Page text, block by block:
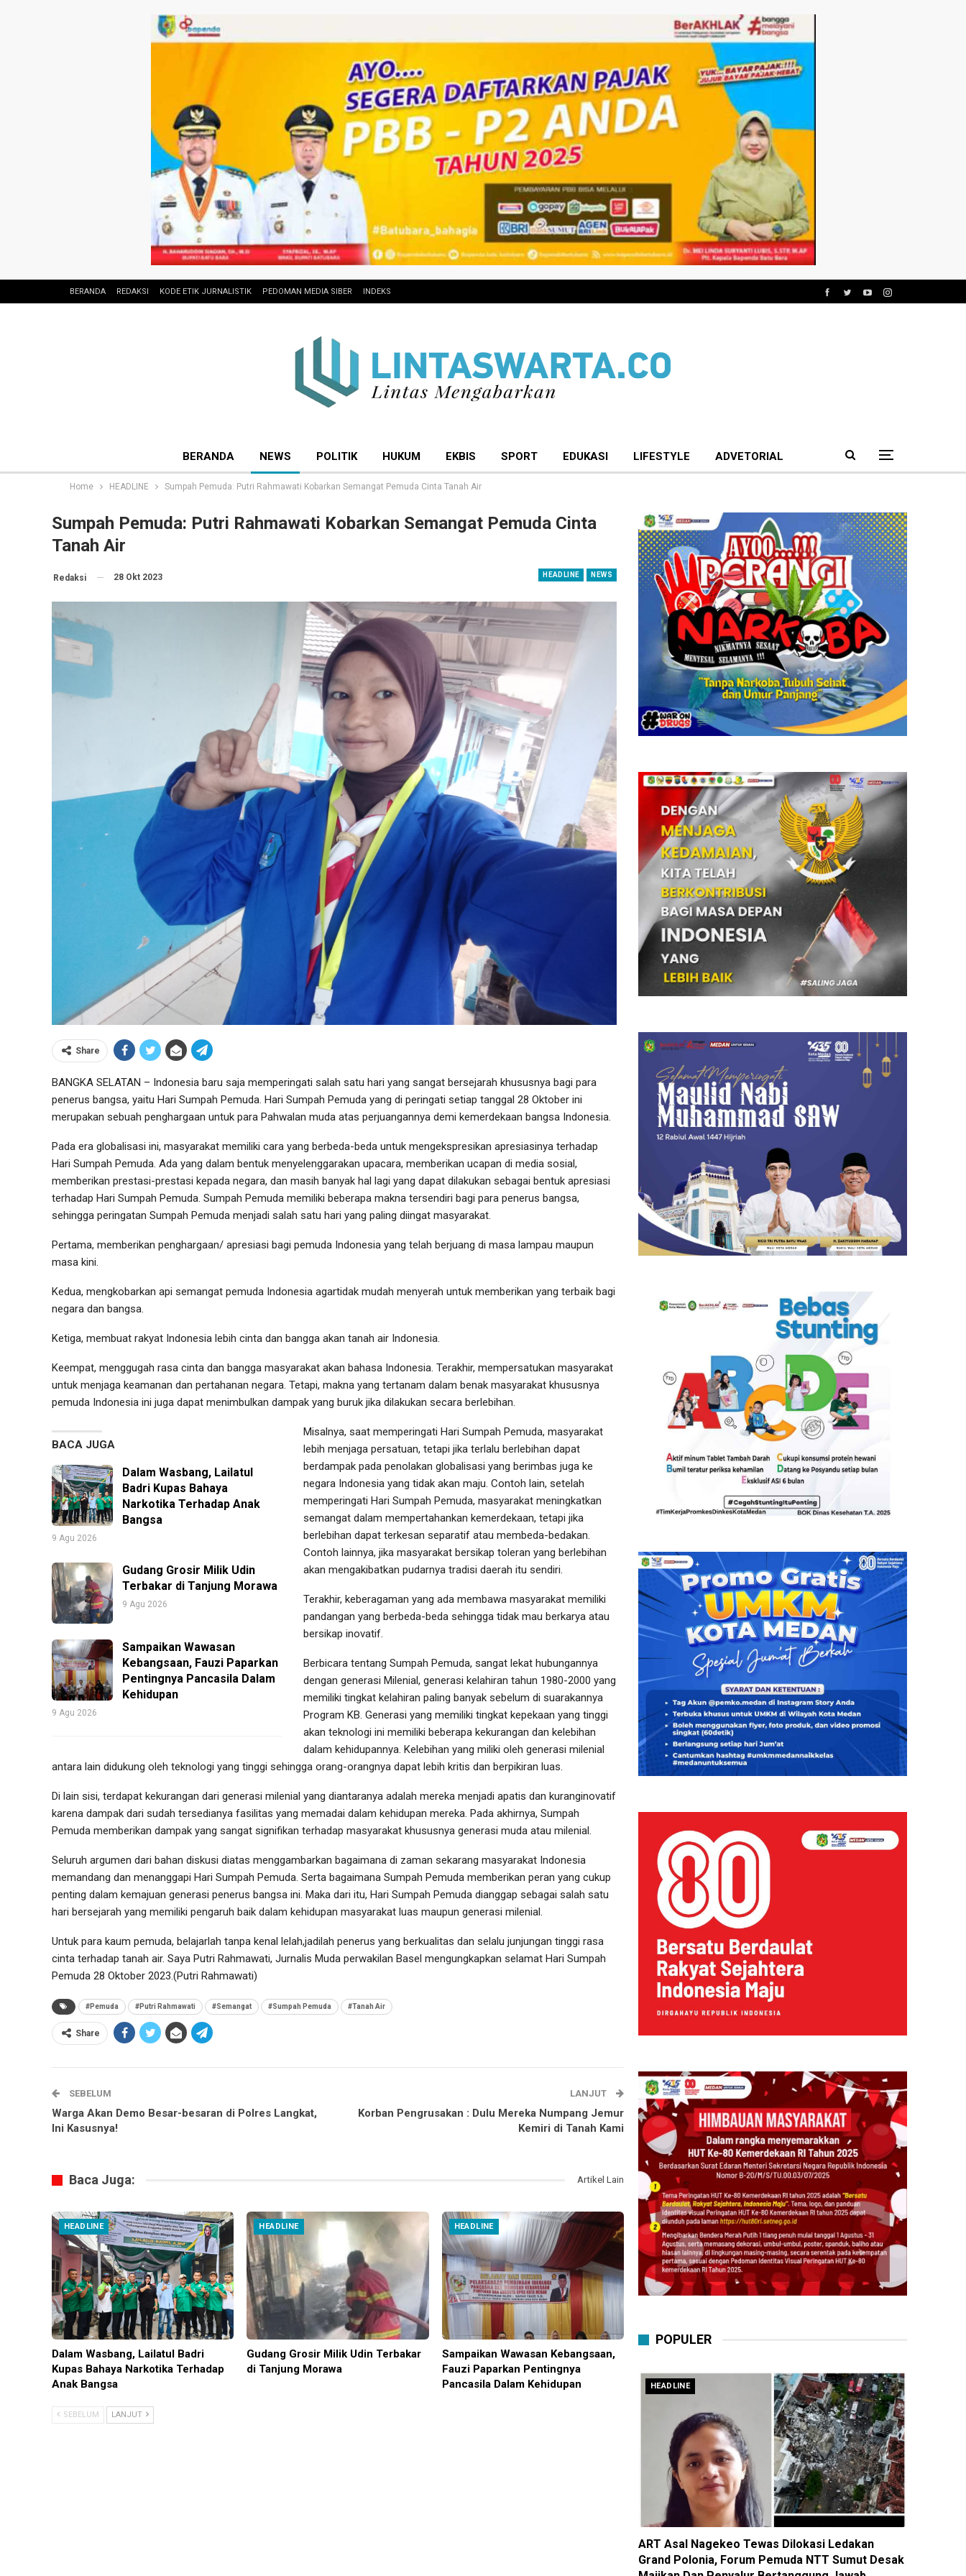
BERANDA REDAKSI KODE ETIK JURNALISTIK PEDOMAN MEDIA SIBER INDEKS
BERANDA NEWS POLITIK HUKUM EKBIS SPORT EDUKASI LIFESTYLE ADVETORIAL
Home HEADLINE Sumpah Pemuda: Putri Rahmawati Kobarkan Semangat Pemuda Cinta Tanah Air
Sumpah Pemuda: Putri Rahmawati Kobarkan Semangat Pemuda Cinta
Tanah Air
HEADLINE NEWS
Redaksi 28 Okt 2023
Share
BANGKA SELATAN – Indonesia baru saja memperingati salah satu hari yang sangat bersejarah khususnya bagi para
penerus bangsa, yaitu Hari Sumpah Pemuda. Hari Sumpah Pemuda yang di peringati setiap tanggal 28 Oktober ini
merupakan sebuah penghargaan untuk para Pahwalan muda atas perjuangannya demi kemerdekaan bangsa Indonesia.
Pada era globalisasi ini, masyarakat memiliki cara yang berbeda-beda untuk mengekspresikan apresiasinya terhadap
Hari Sumpah Pemuda. Ada yang dalam bentuk menyelenggarakan upacara, memberikan ucapan di media sosial,
memberikan prestasi-prestasi kepada negara, dan masih banyak hal lagi yang dapat dilakukan sebagai bentuk apresiasi
terhadap Hari Sumpah Pemuda. Sumpah Pemuda memiliki beberapa makna tersendiri bagi para penerus bangsa,
sehingga peringatan Sumpah Pemuda menjadi salah satu hari yang paling diingat masyarakat.
Pertama, memberikan penghargaan/ apresiasi bagi pemuda Indonesia yang telah berjuang di masa lampau maupun
masa kini.
Kedua, mengkobarkan api semangat pemuda Indonesia agartidak mudah menyerah untuk memberikan yang terbaik bagi
negara dan bangsa.
Ketiga, membuat rakyat Indonesia lebih cinta dan bangga akan tanah air Indonesia.
Keempat, menggugah rasa cinta dan bangga masyarakat akan bahasa Indonesia. Terakhir, mempersatukan masyarakat
untuk menjaga keamanan dan pertahanan negara. Tetapi, makna yang tertanam dalam benak masyarakat khususnya
pemuda Indonesia ini juga dapat menimbulkan dampak yang buruk jika dilakukan secara berlebihan.
BACA JUGA
Dalam Wasbang, Lailatul
Badri Kupas Bahaya
Narkotika Terhadap Anak
Bangsa
9 Agu 2026
Gudang Grosir Milik Udin
Terbakar di Tanjung Morawa
9 Agu 2026
Sampaikan Wawasan
Kebangsaan, Fauzi Paparkan
Pentingnya Pancasila Dalam
Kehidupan
9 Agu 2026
Misalnya, saat memperingati Hari Sumpah Pemuda, masyarakat
lebih menjaga persatuan, tetapi jika terlalu berlebihan dapat
berdampak pada penolakan globalisasi yang berimbas juga ke
negara Indonesia yang tidak akan maju. Contoh lain, setelah
memperingati Hari Sumpah Pemuda, masyarakat meningkatkan
semangat dalam mempertahankan kemerdekaan, tetapi jika
berlebihan dapat terkesan separatif atau membeda-bedakan.
Contoh lainnya, jika masyarakat bersikap toleran yang berlebihan
akan mengakibatkan pudarnya tradisi daerah itu sendiri.
Terakhir, keberagaman yang ada membawa masyarakat memiliki
pandangan yang berbeda-beda sehingga tidak mau berkarya atau
bersikap inovatif.
Berbicara tentang Sumpah Pemuda, sangat lekat hubungannya
dengan generasi Milenial, generasi kelahiran tahun 1980-2000 yang
memiliki tingkat kelahiran paling banyak sebelum di suarakannya
Program KB. Generasi yang memiliki tingkat kepekaan yang tinggi
akan teknologi ini memiliki beberapa kekurangan dan kelebihan
dalam kehidupannya. Kelebihan yang miliki oleh generasi milenial
antara lain didukung oleh teknologi yang tinggi sehingga orang-orangnya dapat lebih kritis dan berpikiran luas.
Di lain sisi, terdapat kekurangan dari generasi milenial yang diantaranya adalah mereka menjadi apatis dan kuranginovatif
karena dampak dari sudah tersedianya fasilitas yang memadai dalam kehidupan mereka. Pada akhirnya, Sumpah
Pemuda memberikan dampak yang sangat signifikan terhadap masyarakat khususnya generasi muda atau milenial.
Seluruh argumen dari bahan diskusi diatas menggambarkan bagaimana di zaman sekarang masyarakat Indonesia
memandang dan menanggapi Hari Sumpah Pemuda. Serta bagaimana Sumpah Pemuda memberikan peran yang cukup
penting dalam kemajuan generasi penerus bangsa ini. Maka dari itu, Hari Sumpah Pemuda dianggap sebagai salah satu
hari bersejarah yang memiliki pengaruh baik dalam kehidupan masyarakat luas maupun generasi milenial.
Untuk para kaum pemuda, belajarlah tanpa kenal lelah,jadilah penerus yang berkualitas dan selalu junjungan tinggi rasa
cinta terhadap tanah air. Saya Putri Rahmawati, Jurnalis Muda perwakilan Basel mengungkapkan selamat Hari Sumpah
Pemuda 28 Oktober 2023.(Putri Rahmawati)
#Pemuda #Putri Rahmawati #Semangat #Sumpah Pemuda #Tanah Air
Share
SEBELUM
Warga Akan Demo Besar-besaran di Polres Langkat,
Ini Kasusnya!
LANJUT
Korban Pengrusakan : Dulu Mereka Numpang Jemur
Kemiri di Tanah Kami
Baca Juga: Artikel Lain
HEADLINE
Dalam Wasbang, Lailatul Badri
Kupas Bahaya Narkotika Terhadap
Anak Bangsa
HEADLINE
Gudang Grosir Milik Udin Terbakar
di Tanjung Morawa
HEADLINE
Sampaikan Wawasan Kebangsaan,
Fauzi Paparkan Pentingnya
Pancasila Dalam Kehidupan
SEBELUM LANJUT
POPULER
HEADLINE
ART Asal Nagekeo Tewas Dilokasi Ledakan
Grand Polonia, Forum Pemuda NTT Sumut Desak